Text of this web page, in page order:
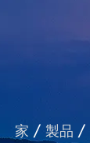
家 / 製品 /